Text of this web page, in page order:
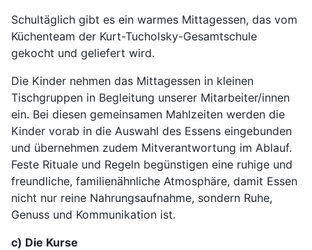
Schultäglich gibt es ein warmes Mittagessen, das vom
Küchenteam der Kurt-Tucholsky-Gesamtschule
gekocht und geliefert wird.
Die Kinder nehmen das Mittagessen in kleinen
Tischgruppen in Begleitung unserer Mitarbeiter/innen
ein. Bei diesen gemeinsamen Mahlzeiten werden die
Kinder vorab in die Auswahl des Essens eingebunden
und übernehmen zudem Mitverantwortung im Ablauf.
Feste Rituale und Regeln begünstigen eine ruhige und
freundliche, familienähnliche Atmosphäre, damit Essen
nicht nur reine Nahrungsaufnahme, sondern Ruhe,
Genuss und Kommunikation ist.
c) Die Kurse